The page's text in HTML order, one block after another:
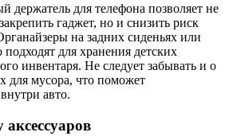
держатель для телефона позволяет не
гаджет, но и снизить риск
на задних сиденьях или
для хранения детских
инвентаря. Не следует забывать и о
для мусора, что поможет
авто.